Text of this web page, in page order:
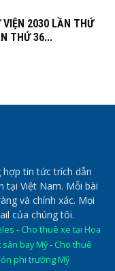
VIỆN 2030 LẦN THỨ
THỨ 36...
hợp tin tức trích dẫn
tại Việt Nam. Mỗi bài
và chính xác. Mọi
của chúng tôi.
- Cho thuê xe tại Hoa
sân bay Mỹ- Cho thuê
phi trường Mỹ